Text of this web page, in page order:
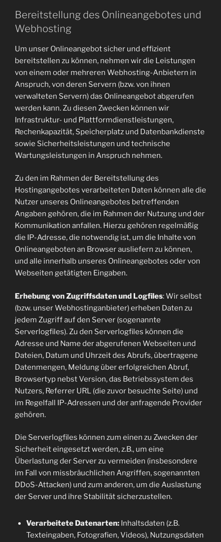
Bereitstellung des Onlineangebotes und
Webhosting
Um unser Onlineangebot sicher und effizient
bereitstellen zu können, nehmen wir die Leistungen
von einem oder mehreren Webhosting-Anbietern in
Anspruch, von deren Servern (bzw. von ihnen
verwalteten Servern) das Onlineangebot abgerufen
werden kann. Zu diesen Zwecken können wir
Infrastruktur- und Plattformdienstleistungen,
Rechenkapazität, Speicherplatz und Datenbankdienste
sowie Sicherheitsleistungen und technische
Wartungsleistungen in Anspruch nehmen.
Zu den im Rahmen der Bereitstellung des
Hostingangebotes verarbeiteten Daten können alle die
Nutzer unseres Onlineangebotes betreffenden
Angaben gehören, die im Rahmen der Nutzung und der
Kommunikation anfallen. Hierzu gehören regelmäßig
die IP-Adresse, die notwendig ist, um die Inhalte von
Onlineangeboten an Browser ausliefern zu können,
und alle innerhalb unseres Onlineangebotes oder von
Webseiten getätigten Eingaben.
Erhebung von Zugriffsdaten und Logfiles: Wir selbst
(bzw. unser Webhostinganbieter) erheben Daten zu
jedem Zugriff auf den Server (sogenannte
Serverlogfiles). Zu den Serverlogfiles können die
Adresse und Name der abgerufenen Webseiten und
Dateien, Datum und Uhrzeit des Abrufs, übertragene
Datenmengen, Meldung über erfolgreichen Abruf,
Browsertyp nebst Version, das Betriebssystem des
Nutzers, Referrer URL (die zuvor besuchte Seite) und
im Regelfall IP-Adressen und der anfragende Provider
gehören.
Die Serverlogfiles können zum einen zu Zwecken der
Sicherheit eingesetzt werden, z.B., um eine
Überlastung der Server zu vermeiden (insbesondere
im Fall von missbräuchlichen Angriffen, sogenannten
DDoS-Attacken) und zum anderen, um die Auslastung
der Server und ihre Stabilität sicherzustellen.
Verarbeitete Datenarten:Inhaltsdaten (z.B.
Texteingaben, Fotografien, Videos), Nutzungsdaten